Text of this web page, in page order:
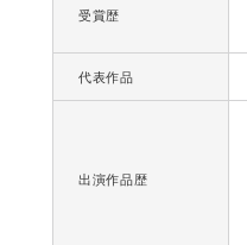
受賞歴
代表作品
出演作品歴